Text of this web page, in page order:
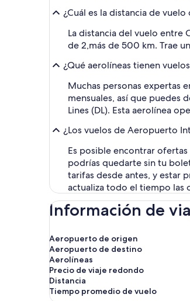
¿Cuál es la distancia de vuelo
La distancia del vuelo entre
de 2,más de 500 km. Trae
¿Qué aerolíneas tienen
Muchas personas expertas
mensuales, así que puedes
Lines (DL). Esta aerolínea
¿Los vuelos de Aeropuerto
Es posible encontrar
podrías quedarte sin tu
tarifas desde antes, y estar
actualiza todo el tiempo las
Información de
Aeropuerto de origen
Aeropuerto de destino
Aerolíneas
Precio de viaje redondo
Distancia
Tiempo promedio de vuelo